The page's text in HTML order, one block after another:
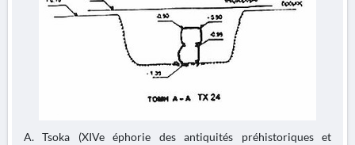
A. Tsoka (XIVe éphorie des antiquités préhistoriques et